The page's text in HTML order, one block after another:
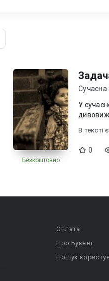
Безкоштовно
Сучасна
У
В текcті
0
Оплата
Про Букнет
Пошук